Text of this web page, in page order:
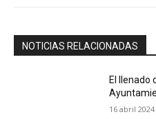
NOTICIAS RELACIONADAS
El llenado
16 abril 2024